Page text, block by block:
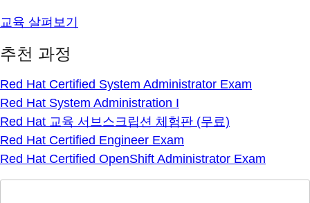
교육 살펴보기
추천 과정
Red Hat Certified System Administrator Exam
Red Hat System Administration I
Red Hat 교육 서브스크립션 체험판 (무료)
Red Hat Certified Engineer Exam
Red Hat Certified OpenShift Administrator Exam